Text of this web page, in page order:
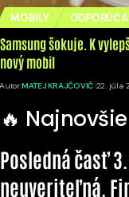
MOBILY
Samsung šokuje. K
nový mobil
Autor:MATEJ KRAJČOVIČ 22. júla
🔥
Posledná časť
neuveriteľná.